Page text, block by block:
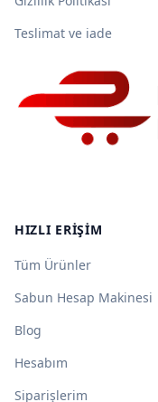
Teslimat ve iade
HIZLI ERIŞIM
Tüm Ürünler
Sabun Hesap Makinesi
Blog
Hesabım
Siparişlerim